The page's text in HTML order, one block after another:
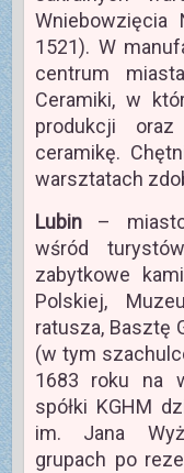
Wniebowzięcia
1521). W
centrum
Ceramiki, w
produkcji
ceramikę.
warsztatach
Lubin– miasto
wśród
zabytkowe
Polskiej,
ratusza, Basztę
(w tym
1683 roku na
spółki KGHM
im. Jana
grupach po